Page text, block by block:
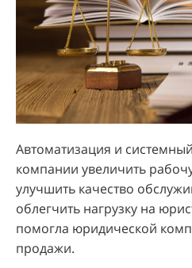
Автоматизация и
компании увеличить
улучшить качество
облегчить нагрузку на
помогла юридической
продажи.